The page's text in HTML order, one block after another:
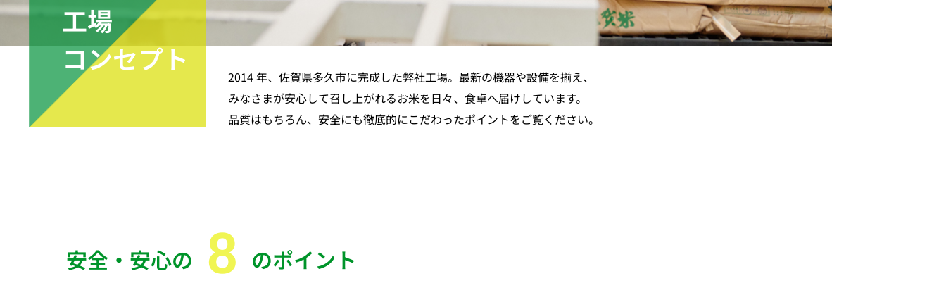
工場
コンセプト
2014 年、佐賀県多久市に完成した弊社工場。最新の機器や設備を揃え、
みなさまが安心して召し上がれるお米を日々、食卓へ届けしています。
品質はもちろん、安全にも徹底的にこだわったポイントをご覧ください。
安全・安心の 8 のポイント